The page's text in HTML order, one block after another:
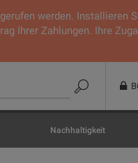
werden. Installieren
Ihrer Zahlungen. Ihre
Nachhaltigkeit